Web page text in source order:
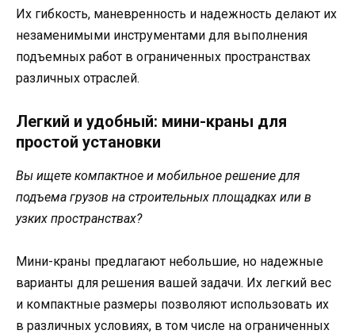
Их гибкость, маневренность и надежность делают их
незаменимыми инструментами для выполнения
подъемных работ в ограниченных пространствах
различных отраслей.
Легкий и удобный: мини-краны для
простой установки
Вы ищете компактное и мобильное решение для
подъема грузов на строительных площадках или в
узких пространствах?
Мини-краны предлагают небольшие, но надежные
варианты для решения вашей задачи. Их легкий вес
и компактные размеры позволяют использовать их
в различных условиях, в том числе на ограниченных